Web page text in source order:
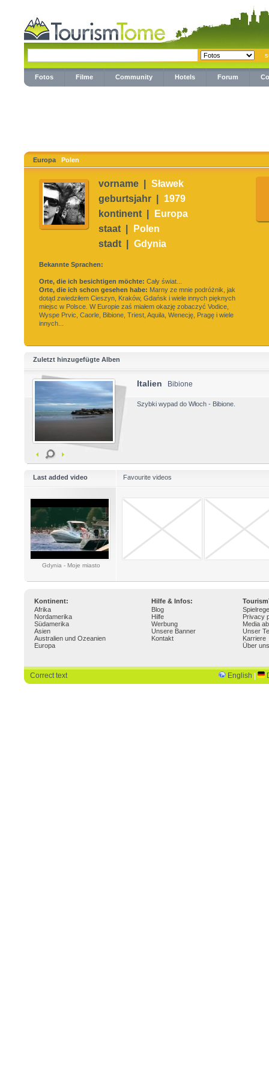
Fotos Filme Community Hotels Forum
Europa Polen
vorname |
Sławek
geburtsjahr |
1979
kontinent |
Europa
staat |
Polen
stadt |
Gdynia
Bekannte Sprachen:
Orte, die ich besichtigen möchte: Cały świat...
Orte, die ich schon gesehen habe: Marny ze mnie podróżnik, jak
dotąd zwiedziłem Cieszyn, Kraków, Gdańsk i wiele innych pięknych
miejsc w Polsce. W Europie zaś miałem okazję zobaczyć Vodice,
Wyspe Prvic, Caorle, Bibione, Triest, Aquila, Wenecję, Pragę i wiele
innych...
Zuletzt hinzugefügte Alben
Italien Bibione
Szybki wypad do Włoch - Bibione.
Last added video Favourite videos
Gdynia - Moje miasto
Kontinent: Hilfe & Infos:
Afrika
Nordamerika
Südamerika
Asien
Australien und Ozeanien
Europa
Blog
Hilfe
Werbung
Unsere Banner
Kontakt
Privacy
Media
Unser
Karriere
Über uns
Correct text English